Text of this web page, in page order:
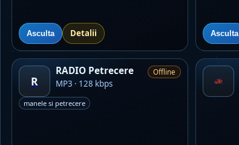
Asculta Detalii Asculta
R
RADIO Petrecere
MP3 · 128 kbps
Offline
manele si petrecere